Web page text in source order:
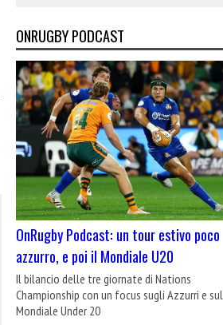
ONRUGBY PODCAST
OnRugby Podcast: un tour estivo poco
azzurro, e poi il Mondiale U20
Il bilancio delle tre giornate di Nations
Championship con un focus sugli Azzurri e sul
Mondiale Under 20